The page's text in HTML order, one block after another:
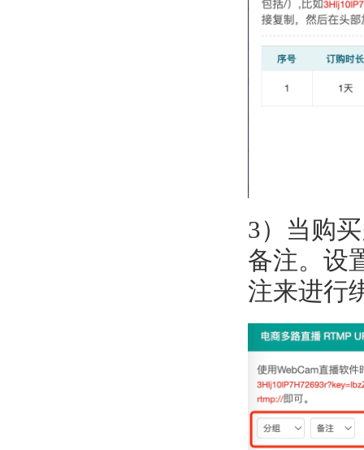
3）当购
备注。设
注来进行